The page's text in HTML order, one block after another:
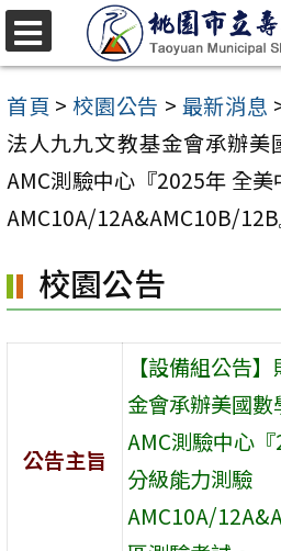
跳
至
主
要
內
容
首頁 > 校園公告 > 最新消息
法人九九文教基金會承辦美
AMC測驗中心『2025年 全
AMC10A/12A&AMC10B/
校園公告
公告主旨
【設備組公告
金會承辦美國
AMC測驗中心
分級能力測驗
AMC10A/
選
單